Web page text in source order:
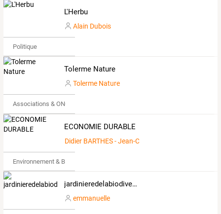
L'Herbu
Alain Dubois
Politique
Tolerme Nature
Tolerme Nature
Associations & ONG
ECONOMIE DURABLE
Didier BARTHES - Jean-Christophe VIGNAL
Environnement & Bio
jardinieredelabiodiversite.overblog.com
emmanuelle